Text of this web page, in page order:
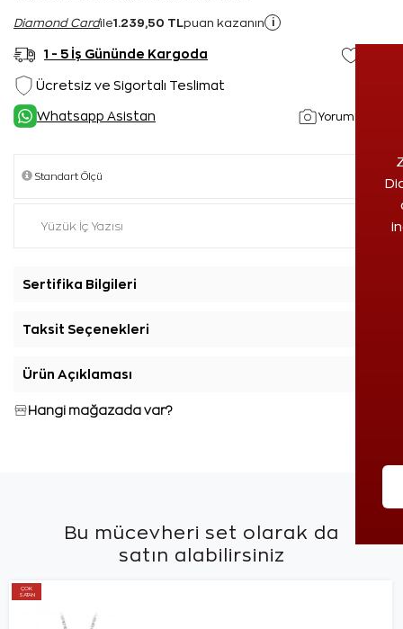
Diamond Cardile1.239,50 TL puan kazanın i
1 - 5 İş Gününde Kargoda
Ücretsiz ve Sigortalı Teslimat
Whatsapp Asistan Yorumlar(1)
Sertifika Bilgileri
Taksit Seçenekleri
Ürün Açıklaması
Hangi mağazada var?
Bu mücevheri set olarak da
satın alabilirsiniz
ÇOK
SATAN